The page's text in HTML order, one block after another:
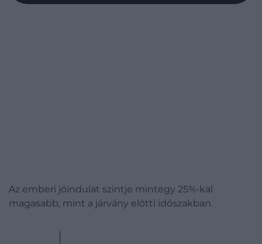
Az emberi jóindulat szintje mintegy 25%-kal
magasabb, mint a járvány előtti időszakban.